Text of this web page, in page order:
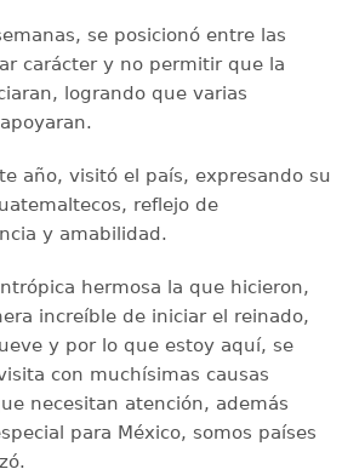
se posicionó entre las
carácter y no permitir que la
logrando que varias
año, visitó el país, expresando su
reflejo de
y amabilidad.
hermosa la que hicieron,
increíble de iniciar el reinado,
y por lo que estoy aquí, se
con muchísimas causas
necesitan atención, además
para México, somos países